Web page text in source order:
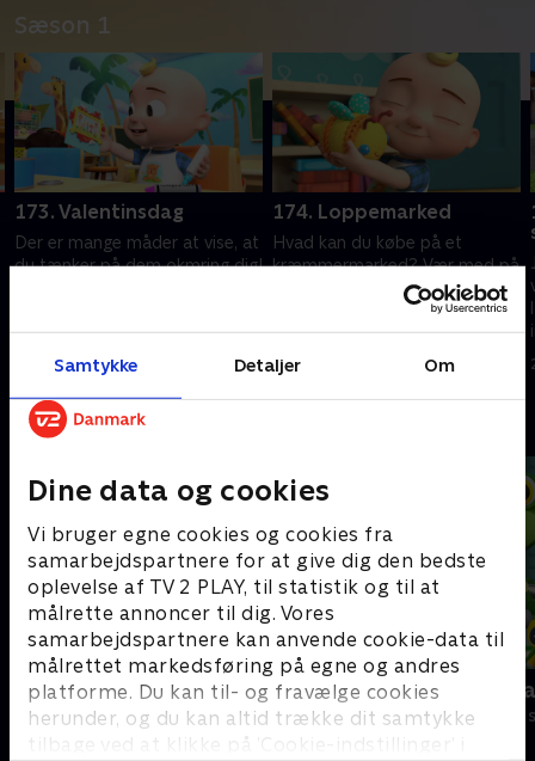
Samtykke Detaljer Om
Dine data og cookies
Vi bruger egne cookies og cookies fra
samarbejdspartnere for at give dig den bedste
oplevelse af TV 2 PLAY, til statistik og til at
målrette annoncer til dig. Vores
samarbejdspartnere kan anvende cookie-data til
målrettet markedsføring på egne og andres
platforme. Du kan til- og fravælge cookies
herunder, og du kan altid trække dit samtykke
tilbage ved at klikke på ’Cookie-indstillinger’ i
Sæson 1
173. Valentinsdag
Der er mange måder at vise, at
du tænker på dem okmring dig!
tænker på dine nærmeste!
174. Loppemarked
Hvad kan du købe på et
kræmmermarked? Vær med på
denne sjove læresang sammen
med JJ og familien!
Andre så også
Gurli Gris
Børneserier • 4 sæsoner
Geckos
Børneserier • 2